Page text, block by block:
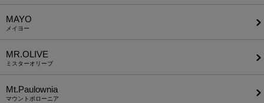
MAYO
メイヨー
MR.OLIVE
ミスターオリーブ
Mt.Paulownia
マウントポローニア